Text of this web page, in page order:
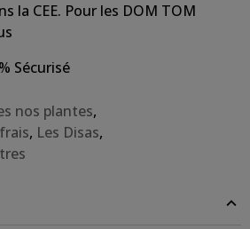
la CEE. Pour les DOM TOM
Sécurisé
nos plantes,
, Les Disas,